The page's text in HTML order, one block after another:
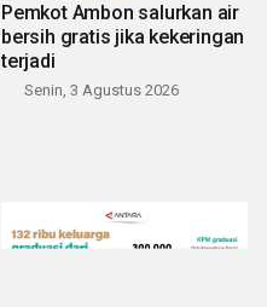
Pemkot Ambon salurkan air
bersih gratis jika kekeringan
terjadi
Senin, 3 Agustus 2026